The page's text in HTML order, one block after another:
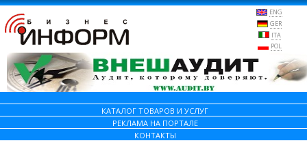
ENG
GER
ITA
POL
КАТАЛОГ ТОВАРОВ И УСЛУГ
РЕКЛАМА НА ПОРТАЛЕ
КОНТАКТЫ